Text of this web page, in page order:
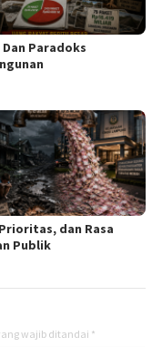
Paradoks
dan Rasa
Publik
wajib ditandai *